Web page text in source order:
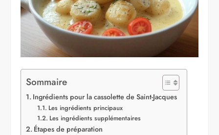
Sommaire
Ingrédients pour la cassolette de Saint-Jacques
Les ingrédients principaux
Les ingrédients supplémentaires
Étapes de préparation